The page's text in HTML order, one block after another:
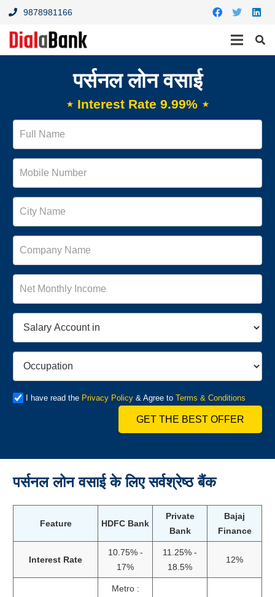
9878981166
पर्सनल लोन वसाई
⋆ Interest Rate 9.99% ⋆
I have read the Privacy Policy& Agree to Terms & Conditions
GET THE BEST OFFER
पर्सनल लोन वसाई के लिए सर्वश्रेष्ठ बैंक
Feature HDFC Bank
Private
Bank
Bajaj
Finance
Interest Rate
10.75% -
17%
11.25% -
18.5%
12%
Metro :